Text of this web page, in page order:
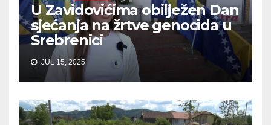
U Zavidovićima obilježen Dan
sjećanja na žrtve genocida u
Srebrenici
JUL 15, 2025